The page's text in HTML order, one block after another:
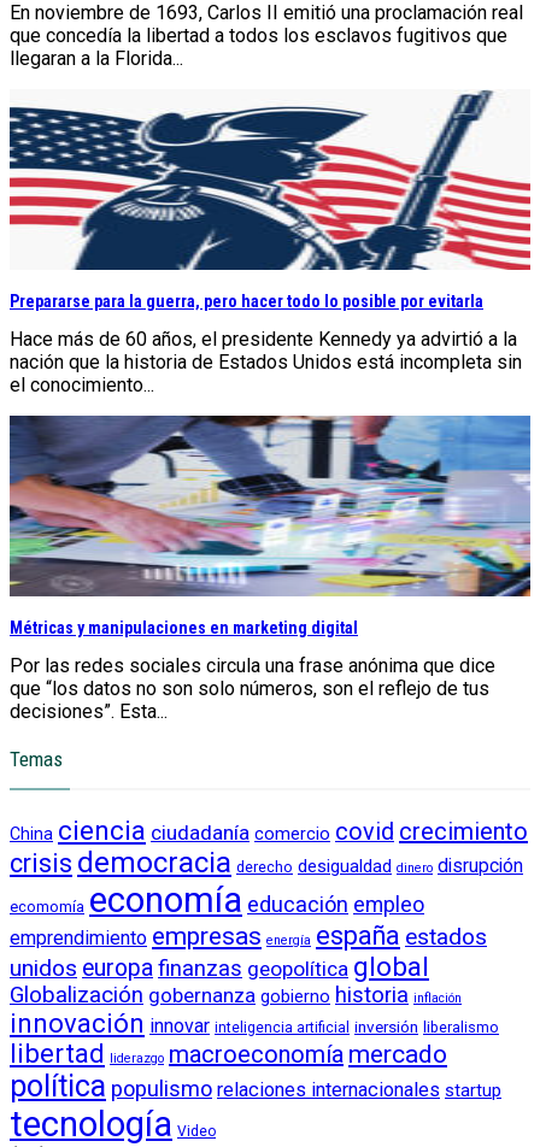
En noviembre de 1693, Carlos II emitió una proclamación real
que concedía la libertad a todos los esclavos fugitivos que
llegaran a la Florida...
Prepararse para la guerra, pero hacer todo lo posible por evitarla
Hace más de 60 años, el presidente Kennedy ya advirtió a la
nación que la historia de Estados Unidos está incompleta sin
el conocimiento...
Métricas y manipulaciones en marketing digital
Por las redes sociales circula una frase anónima que dice
que “los datos no son solo números, son el reflejo de tus
decisiones”. Esta...
Temas
China ciencia ciudadanía comercio covid crecimiento
crisis democracia derecho desigualdad dinero disrupción
ecomomía economía educación empleo
emprendimiento empresas energía españa estados
unidos europafinanzas geopolítica global
Globalización gobernanza gobierno historia inflación
innovación innovar inteligencia artificial inversión liberalismo
libertad liderazgo macroeconomía mercado
política populismo relaciones internacionales startup
tecnología Video